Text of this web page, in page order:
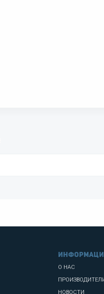
О НАС
НОВОСТИ